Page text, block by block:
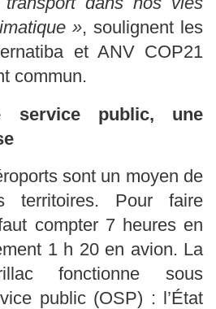
», soulignent les
et ANV COP21
commun.
service public, une
sont un moyen de
territoires. Pour faire
compter 7 heures en
1 h 20 en avion. La
fonctionne sous
public (OSP) : l’État